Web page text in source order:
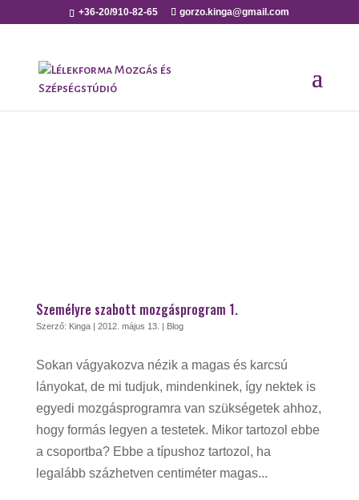
+36-20/910-82-65 gorzo.kinga@gmail.com
Személyre szabott mozgásprogram 1.
Szerző: Kinga| 2012. május 13. | Blog
Sokan vágyakozva nézik a magas és karcsú
lányokat, de mi tudjuk, mindenkinek, így nektek is
egyedi mozgásprogramra van szükségetek ahhoz,
hogy formás legyen a testetek. Mikor tartozol ebbe
a csoportba? Ebbe a típushoz tartozol, ha
legalább százhetven centiméter magas...